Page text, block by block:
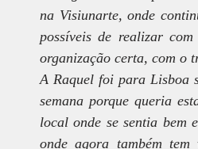
na Visiunarte, onde
possíveis de realizar
organização certa, com o
A Raquel foi para Lisboa
semana porque queria
local onde se sentia bem
onde agora também